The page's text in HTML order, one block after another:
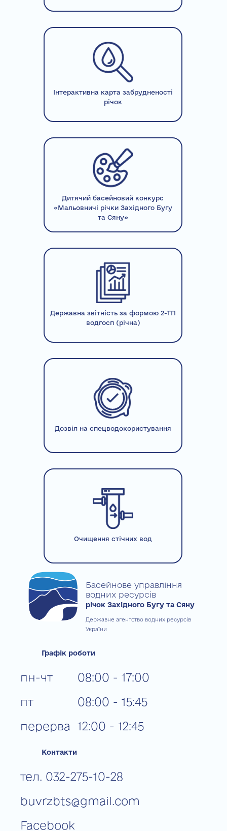
Інтерактивна карта забрудненості
річок
Дитячий басейновий конкурс
«Мальовничі річки Західного Бугу
та Сяну»
Державна звітність за формою 2-ТП
водгосп (річна)
Дозвіл на спецводокористування
Очищення стічних вод
Басейнове управління
водних ресурсів
річок Західного Бугу та Сяну
Державне агентство водних ресурсів
України
Графік роботи
пн-чт
пт
перерва
08:00 - 17:00
08:00 - 15:45
12:00 - 12:45
Контакти
тел. 032-275-10-28
buvrzbts@gmail.com
Facebook